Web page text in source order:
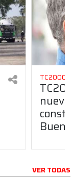
TC2000
VER TODAS